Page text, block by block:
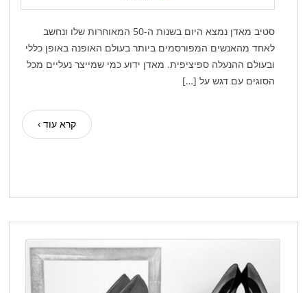
סטיב מאדן נמצא היום בשנות ה-50 המאוחרות שלו ונחשב
לאחד מהאנשים המפורסמים ביותר בעולם האופנה באופן כללי
ובעולם ההנעלה ספיציפית. מאדן ידוע כמי שמייצר נעליים מכל
הסוגים עם דגש על […]
קרא עוד ›